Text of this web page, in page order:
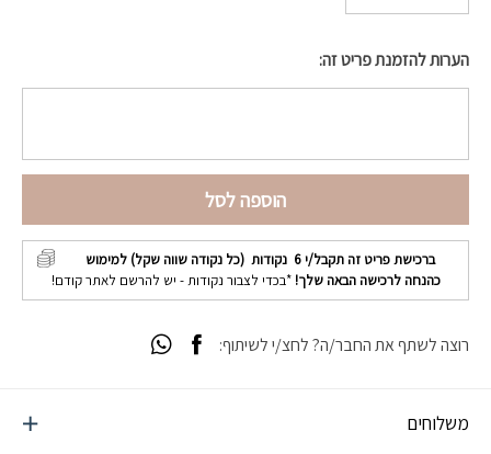
הערות להזמנת פריט זה:
הוספה לסל
ברכישת פריט זה תקבל/י6 נקודות (כל נקודה שווה שקל) למימוש
כהנחה לרכישה הבאה שלך! *בכדי לצבור נקודות - יש להרשם לאתר קודם!
משלוחים
רוצה לשתף את החבר/ה? לחצ/י לשיתוף: